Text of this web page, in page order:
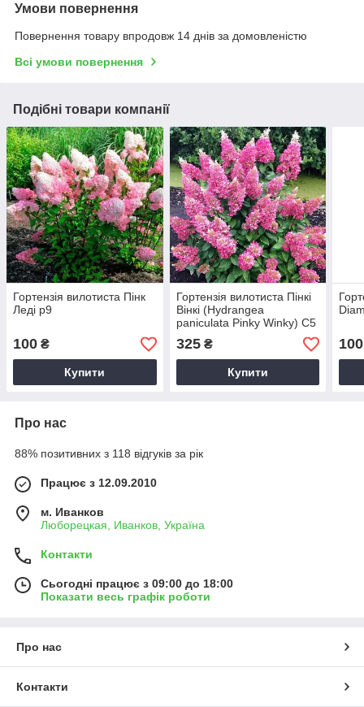
Умови повернення
Повернення товару впродовж 14 днів за домовленістю
Всі умови повернення
Подібні товари компанії
Гортензія вилотиста Пінк
Леді р9
100 ₴
Купити
Гортензія вилотиста Пінкі
Вінкі (Hydrangea
paniculata Pinky Winky) С5
325₴
Купити
100
Про нас
88% позитивних з 118 відгуків за рік
Працює з 12.09.2010
м. Иванков
Люборецкая, Иванков, Україна
Контакти
Сьогодні працює з 09:00 до 18:00
Показати весь графік роботи
Про нас
Контакти